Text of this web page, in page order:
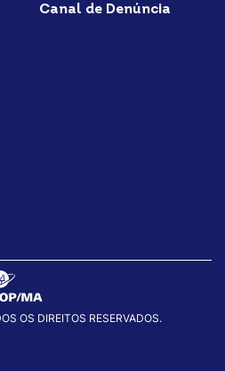
Canal de Denúncia
OS DIREITOS RESERVADOS.